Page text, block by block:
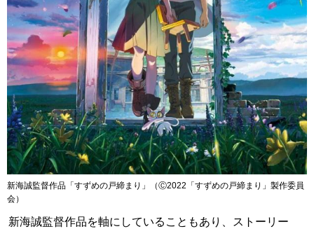
新海誠監督作品を軸にしていることもあり、ストーリー
新海誠監督作品「すずめの戸締まり」（Ⓒ2022「すずめの戸締まり」製作委員
会）